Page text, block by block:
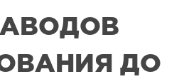
ДО